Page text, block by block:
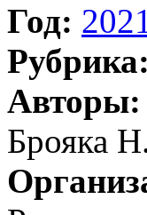
Год:
Рубрика:
Авторы:
Брояка